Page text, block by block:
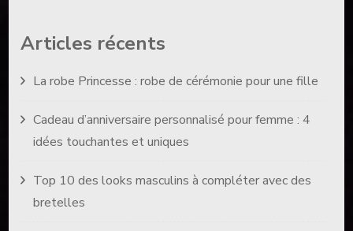
Articles récents
La robe Princesse : robe de cérémonie pour une fille
Cadeau d’anniversaire personnalisé pour femme : 4
idées touchantes et uniques
Top 10 des looks masculins à compléter avec des
bretelles